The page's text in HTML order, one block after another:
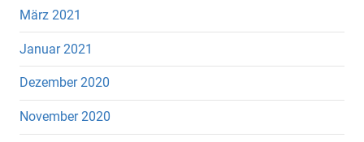
März 2021
Januar 2021
Dezember 2020
November 2020